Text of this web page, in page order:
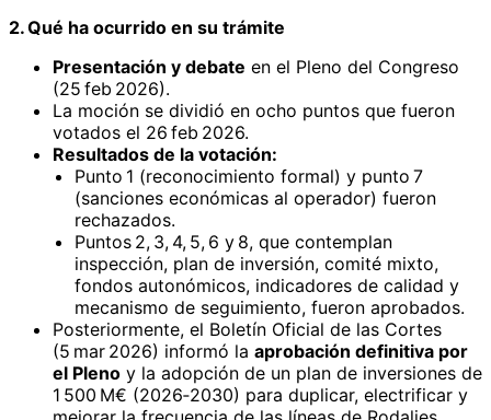
2. Qué ha ocurrido en su trámite
Presentación y debate en el Pleno del Congreso
(25 feb 2026).
La moción se dividió en ocho puntos que fueron
votados el 26 feb 2026.
Resultados de la votación:
Punto 1 (reconocimiento formal) y punto 7
(sanciones económicas al operador) fueron
rechazados.
Puntos 2, 3, 4, 5, 6 y 8, que contemplan
inspección, plan de inversión, comité mixto,
fondos autonómicos, indicadores de calidad y
mecanismo de seguimiento, fueron aprobados.
Posteriormente, el Boletín Oficial de las Cortes
(5 mar 2026) informó la aprobación definitiva por
el Pleno y la adopción de un plan de inversiones de
1 500 M€ (2026‑2030) para duplicar, electrificar y